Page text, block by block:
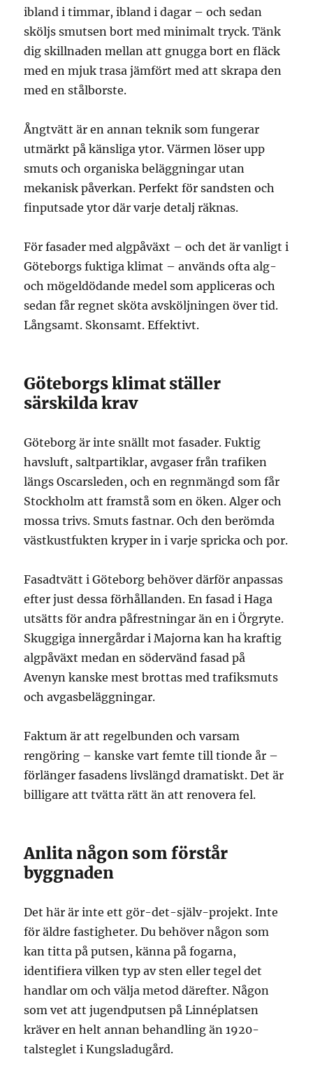
ibland i timmar, ibland i dagar – och sedan
sköljs smutsen bort med minimalt tryck. Tänk
dig skillnaden mellan att gnugga bort en fläck
med en mjuk trasa jämfört med att skrapa den
med en stålborste.
Ångtvätt är en annan teknik som fungerar
utmärkt på känsliga ytor. Värmen löser upp
smuts och organiska beläggningar utan
mekanisk påverkan. Perfekt för sandsten och
finputsade ytor där varje detalj räknas.
För fasader med algpåväxt – och det är vanligt i
Göteborgs fuktiga klimat – används ofta alg-
och mögeldödande medel som appliceras och
sedan får regnet sköta avsköljningen över tid.
Långsamt. Skonsamt. Effektivt.
Göteborgs klimat ställer
särskilda krav
Göteborg är inte snällt mot fasader. Fuktig
havsluft, saltpartiklar, avgaser från trafiken
längs Oscarsleden, och en regnmängd som får
Stockholm att framstå som en öken. Alger och
mossa trivs. Smuts fastnar. Och den berömda
västkustfukten kryper in i varje spricka och por.
Fasadtvätt i Göteborg behöver därför anpassas
efter just dessa förhållanden. En fasad i Haga
utsätts för andra påfrestningar än en i Örgryte.
Skuggiga innergårdar i Majorna kan ha kraftig
algpåväxt medan en södervänd fasad på
Avenyn kanske mest brottas med trafiksmuts
och avgasbeläggningar.
Faktum är att regelbunden och varsam
rengöring – kanske vart femte till tionde år –
förlänger fasadens livslängd dramatiskt. Det är
billigare att tvätta rätt än att renovera fel.
Anlita någon som förstår
byggnaden
Det här är inte ett gör-det-själv-projekt. Inte
för äldre fastigheter. Du behöver någon som
kan titta på putsen, känna på fogarna,
identifiera vilken typ av sten eller tegel det
handlar om och välja metod därefter. Någon
som vet att jugendputsen på Linnéplatsen
kräver en helt annan behandling än 1920-
talsteglet i Kungsladugård.